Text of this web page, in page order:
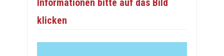
Informationen bitte auf das Bild
klicken